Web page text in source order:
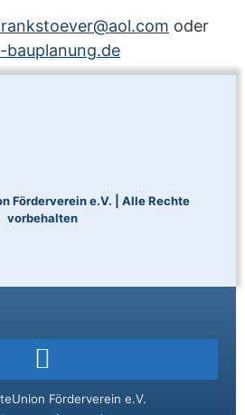
oder
Förderverein e.V. | Alle Rechte
vorbehalten
Förderverein e.V.